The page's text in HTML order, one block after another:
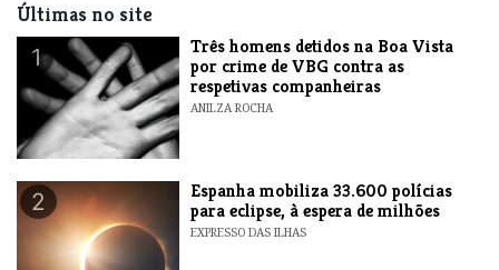
Últimas no site
1
Três homens detidos na Boa Vista
por crime de VBG contra as
respetivas companheiras
ANILZA ROCHA
2
Espanha mobiliza 33.600 polícias
para eclipse, à espera de milhões
EXPRESSO DAS ILHAS